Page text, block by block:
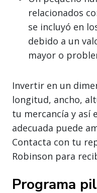
relacionados
se incluyó en
debido a un
mayor o
Invertir en un
longitud, ancho,
tu mercancía y así
adecuada puede
Contacta con tu
Robinson para
Programa